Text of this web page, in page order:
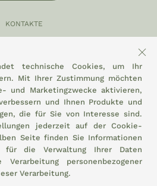
KONTAKTE
SOZIAL
HALTEN UNS AN
technische Cookies, um Ihr
Mit Ihrer Zustimmung möchten
und Marketingzwecke aktivieren,
und Ihnen Produkte und
die für Sie von Interesse sind.
jederzeit auf der Cookie-
Seite finden Sie Informationen
die Verwaltung Ihrer Daten
personenbezogener
Verarbeitung.